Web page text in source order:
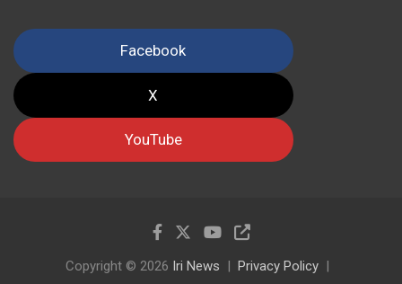
Facebook
X
YouTube
Copyright © 2026 Iri News
Privacy Policy